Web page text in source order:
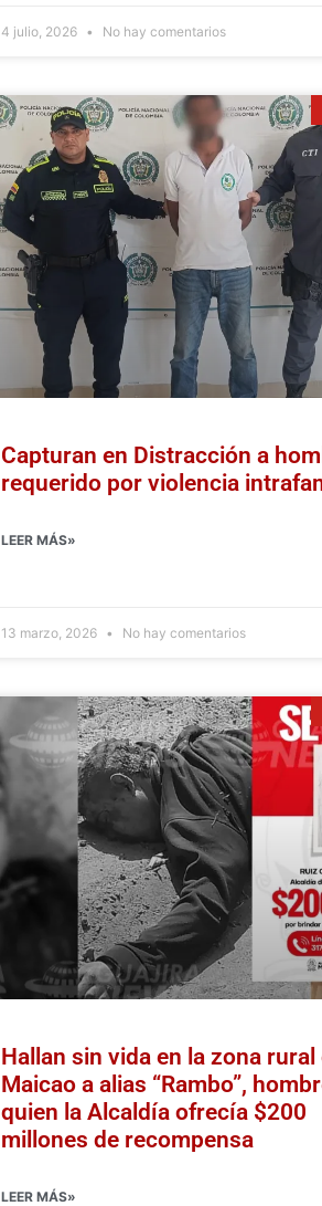
4 julio, 2026 No hay comentarios
Capturan en Distracción a
requerido por violencia
LEER MÁS»
13 marzo, 2026 No hay comentarios
Hallan sin vida en la zona rural
Maicao a alias “Rambo”,
quien la Alcaldía ofrecía $200
millones de recompensa
LEER MÁS»